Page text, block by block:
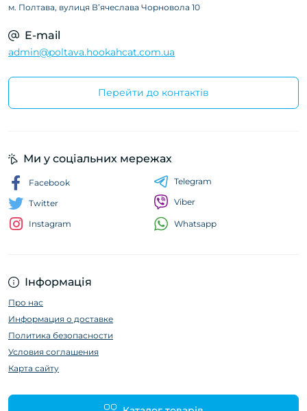
м. Полтава, вулиця Вʼячеслава Чорновола 10
E-mail
admin@poltava.hookahcat.com.ua
Перейти до контактів
Інформація
Про нас
Информация о доставке
Политика безопасности
Условия соглашения
Карта сайту
Ми у соціальних мережах
Facebook
Twitter
Instagram
Telegram
Viber
Whatsapp